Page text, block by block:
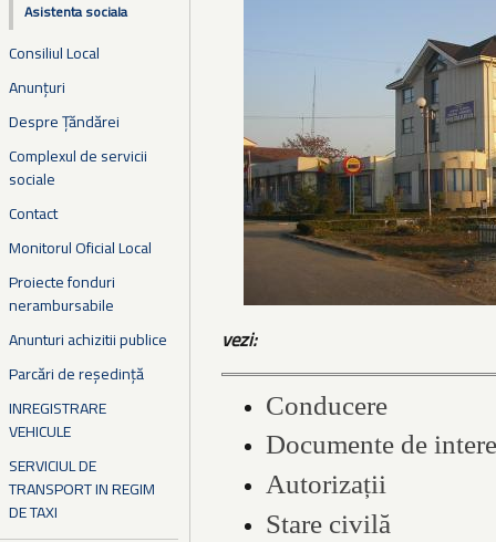
Asistenta sociala
Consiliul Local
Anunțuri
Despre Țăndărei
Complexul de servicii
sociale
Contact
Monitorul Oficial Local
Proiecte fonduri
nerambursabile
Anunturi achizitii publice
Parcări de reședință
INREGISTRARE
VEHICULE
SERVICIUL DE
TRANSPORT IN REGIM
DE TAXI
vezi:
Conducere
Documente de
Autorizații
Stare civilă